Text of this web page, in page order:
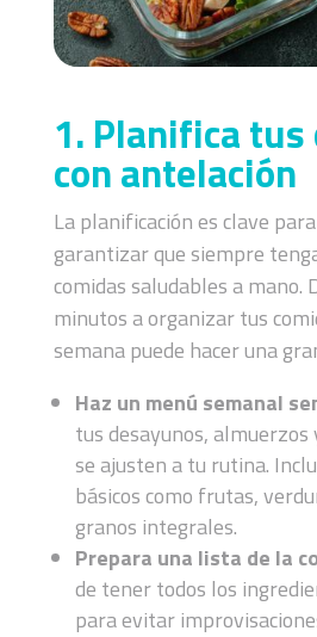
1. Planifica tus
con antelación
La planificación es clave
garantizar que siempre
comidas saludables a mano.
minutos a organizar tus
semana puede hacer una
Haz un menú semanal
tus desayunos, almuerzos
se ajusten a tu rutina.
básicos como frutas,
granos integrales.
Prepara una lista de la
de tener todos los
para evitar